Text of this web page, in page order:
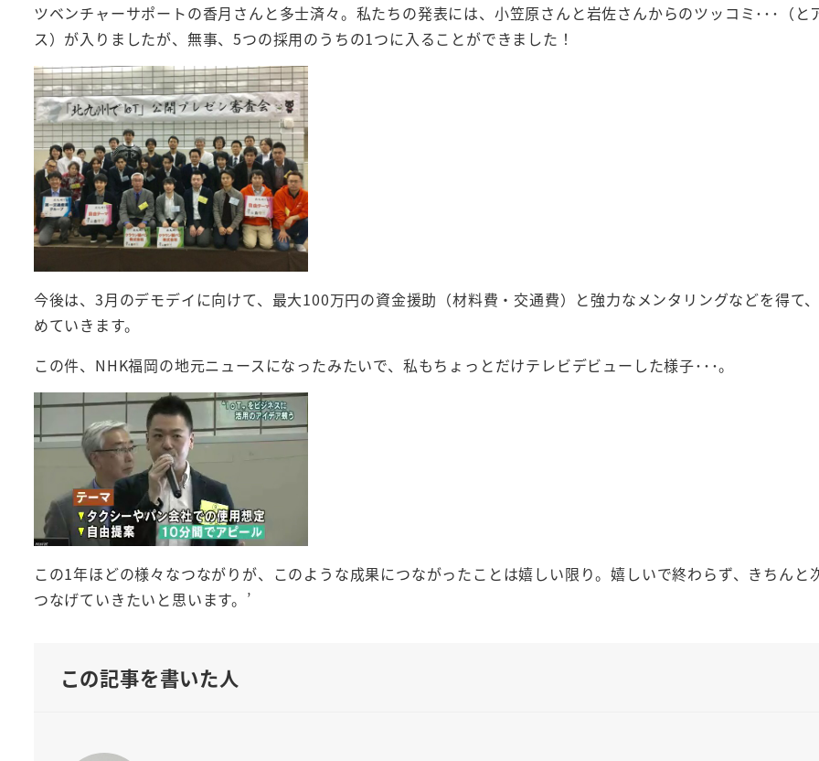
ツベンチャーサポートの香月さんと多士済々。私たちの発表には、小笠原さんと岩佐さんからのツッコミ･･･（と
ス）が入りましたが、無事、5つの採用のうちの1つに入ることができました！
今後は、3月のデモデイに向けて、最大100万円の資金援助（材料費・交通費）と強力なメンタリングなどを得て
めていきます。
この件、NHK福岡の地元ニュースになったみたいで、私もちょっとだけテレビデビューした様子･･･。
この1年ほどの様々なつながりが、このような成果につながったことは嬉しい限り。嬉しいで終わらず、きちんと
つなげていきたいと思います。’
この記事を書いた人